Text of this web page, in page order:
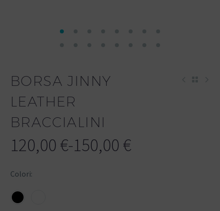
BORSA JINNY
LEATHER
BRACCIALINI
120,00 €-150,00 €
Colori